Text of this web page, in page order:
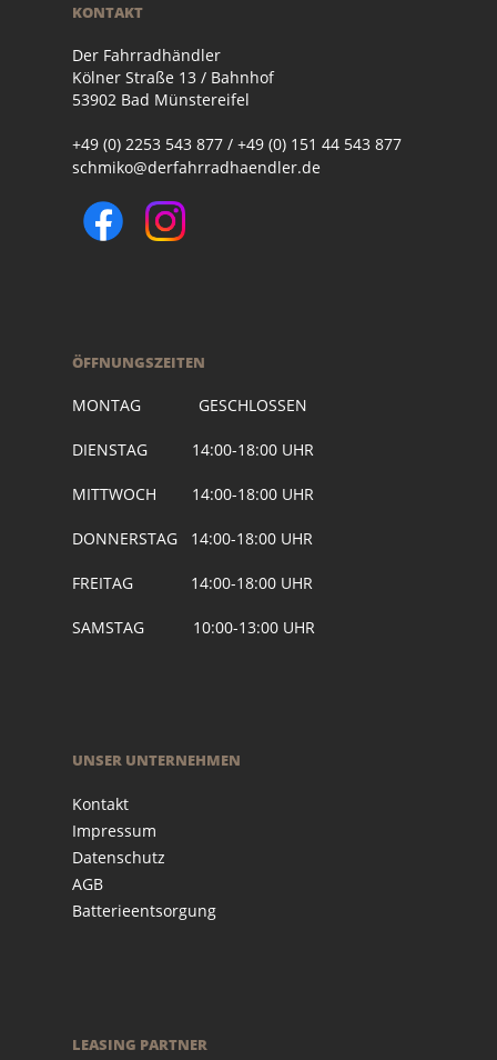
KONTAKT
Der Fahrradhändler
Kölner Straße 13 / Bahnhof
53902 Bad Münstereifel
+49 (0) 2253 543 877 / +49 (0) 151 44 543 877
schmiko@derfahrradhaendler.de
ÖFFNUNGSZEITEN
MONTAG GESCHLOSSEN
DIENSTAG 14:00-18:00 UHR
MITTWOCH 14:00-18:00 UHR
DONNERSTAG 14:00-18:00 UHR
FREITAG 14:00-18:00 UHR
SAMSTAG 10:00-13:00 UHR
UNSER UNTERNEHMEN
Kontakt
Impressum
Datenschutz
AGB
Batterieentsorgung
LEASING PARTNER